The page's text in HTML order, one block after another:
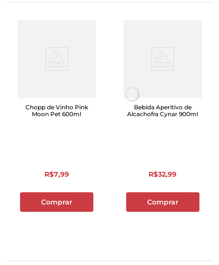
Chopp de Vinho Pink
Moon Pet 600ml
R$7,99
Comprar
Bebida Aperitivo de
Alcachofra Cynar 900ml
R$32,99
Comprar